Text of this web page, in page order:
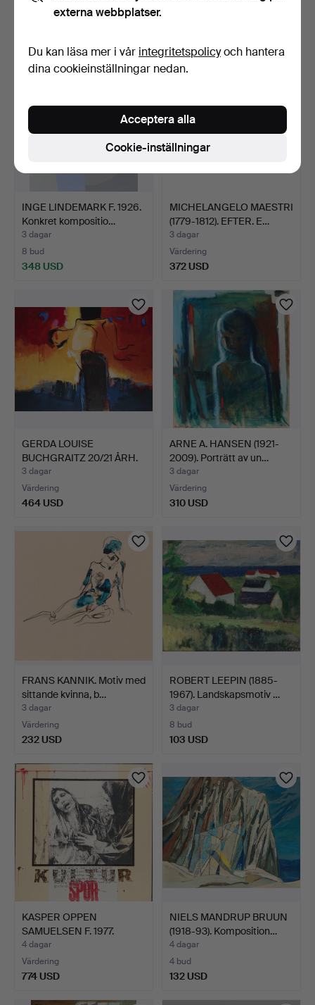
INGE LINDEMARK F. 1926.
Konkret kompositio…
3 dagar
8 bud
348 USD
MICHELANGELO MAESTRI
(1779-1812). EFTER. E…
3 dagar
Värdering
372 USD
GERDA LOUISE
BUCHGRAITZ 20/21 ÅRH.
Komposi…
3 dagar
Värdering
464 USD
ARNE A. HANSEN (1921-
2009). Porträtt av un…
3 dagar
Värdering
310 USD
FRANS KANNIK. Motiv med
sittande kvinna, b…
3 dagar
Värdering
232 USD
ROBERT LEEPIN (1885-
1967). Landskapsmotiv …
3 dagar
8 bud
103 USD
KASPER OPPEN
SAMUELSEN F. 1977.
Kompositio…
4 dagar
Värdering
774 USD
NIELS MANDRUP BRUUN
(1918-93). Komposition…
4 dagar
4 bud
132 USD
externa webbplatser.
Du kan läsa mer i vår integritetspolicyoch hantera
dina cookieinställningar nedan.
Cookie-inställningar
Acceptera alla